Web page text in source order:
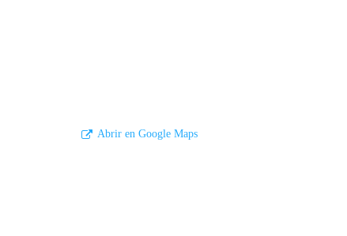
Abrir en Google Maps